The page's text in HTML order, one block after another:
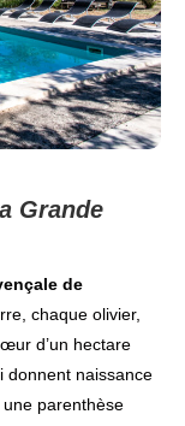
Grande
de
chaque olivier,
d’un hectare
donnent naissance
parenthèse